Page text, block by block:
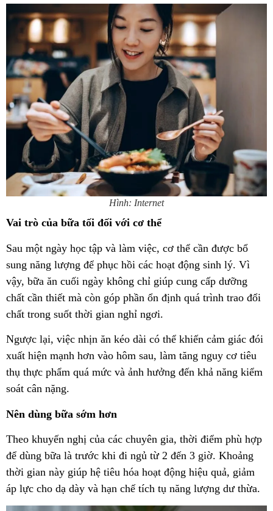
Hình: Internet
Vai trò của bữa tối đối với cơ thể
Sau một ngày học tập và làm việc, cơ thể cần được bổ
sung năng lượng để phục hồi các hoạt động sinh lý. Vì
vậy, bữa ăn cuối ngày không chỉ giúp cung cấp dưỡng
chất cần thiết mà còn góp phần ổn định quá trình trao đổi
chất trong suốt thời gian nghỉ ngơi.
Ngược lại, việc nhịn ăn kéo dài có thể khiến cảm giác đói
xuất hiện mạnh hơn vào hôm sau, làm tăng nguy cơ tiêu
thụ thực phẩm quá mức và ảnh hưởng đến khả năng kiểm
soát cân nặng.
Nên dùng bữa sớm hơn
Theo khuyến nghị của các chuyên gia, thời điểm phù hợp
để dùng bữa là trước khi đi ngủ từ 2 đến 3 giờ. Khoảng
thời gian này giúp hệ tiêu hóa hoạt động hiệu quả, giảm
áp lực cho dạ dày và hạn chế tích tụ năng lượng dư thừa.